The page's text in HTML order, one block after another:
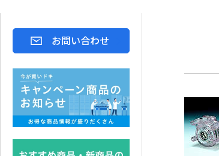
お問い合わせ